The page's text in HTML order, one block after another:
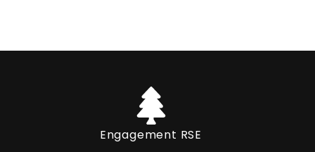
Engagement RSE